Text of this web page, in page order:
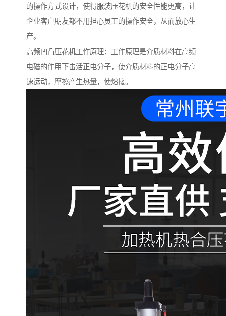
的操作方式设计，使得服装压花机的安全性能更高，让
企业客户朋友都不用担心员工的操作安全，从而放心生
产。
高频凹凸压花机工作原理：工作原理是介质材料在高频
电磁的作用下击活正电分子，使介质材料的正电分子高
速运动，摩擦产生热量，使熔接。